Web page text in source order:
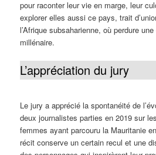
pour raconter leur vie en marge, leur
explorer elles aussi ce pays, trait
l’Afrique subsaharienne, où perdure
millénaire.
L’appréciation du jury
Le jury a apprécié la spontanéité de
deux journalistes parties en 2019 sur
femmes ayant parcouru la Mauritanie
récit conserve un certain recul et une